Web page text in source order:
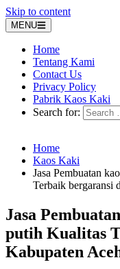
Skip to content
MENU
Home
Tentang Kami
Contact Us
Privacy Policy
Pabrik Kaos Kaki
Search for:
Home
Kaos Kaki
Jasa Pembuatan
Terbaik bergaransi
Jasa
putih Kualitas
Kabupaten